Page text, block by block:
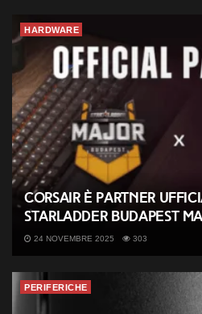
HARDWARE
CORSAIR è partner
StarLadder Budapest
24 NOVEMBRE 2025 303
PERIFERICHE